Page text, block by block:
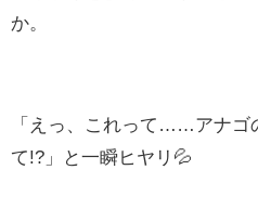
か。
「えっ、これって……アナゴ
て!?」と一瞬ヒヤリ💦